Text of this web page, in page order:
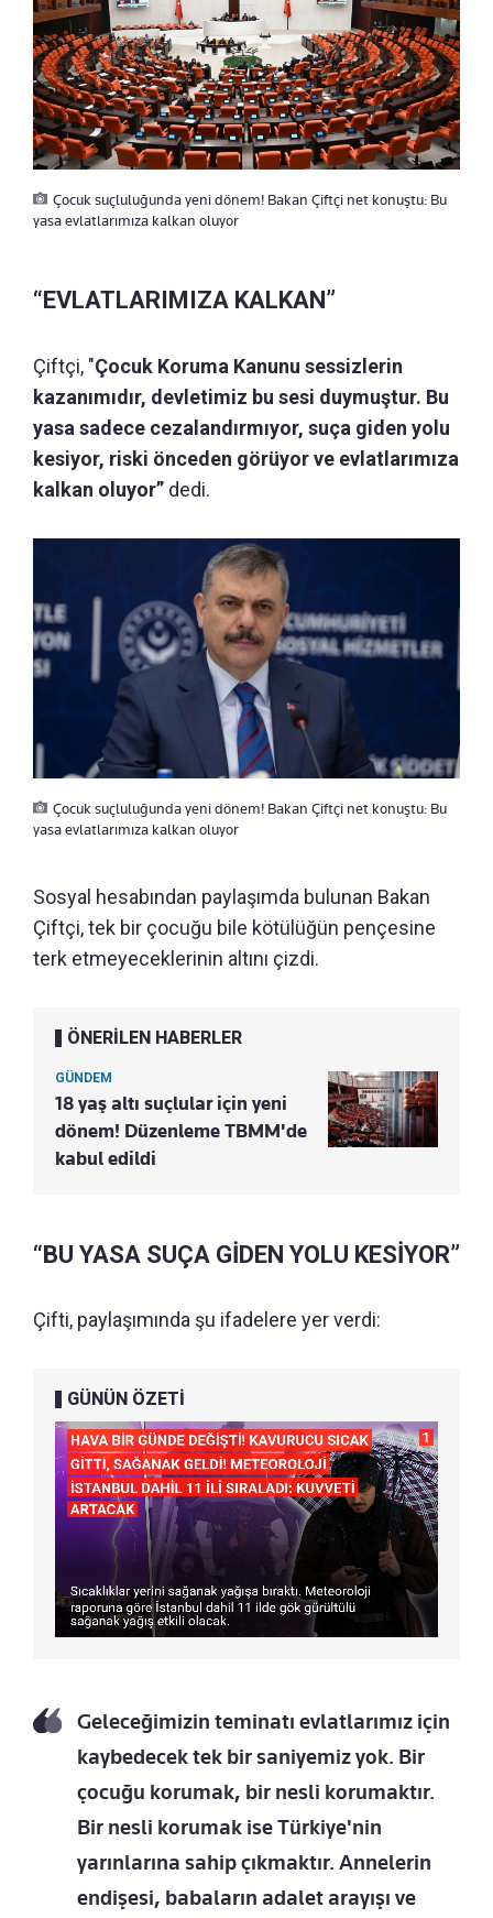
Çocuk suçluluğunda yeni dönem! Bakan Çiftçi net konuştu: Bu
yasa evlatlarımıza kalkan oluyor
“EVLATLARIMIZA KALKAN”
Çiftçi, "Çocuk Koruma Kanunu sessizlerin
kazanımıdır, devletimiz bu sesi duymuştur. Bu
yasa sadece cezalandırmıyor, suça giden yolu
kesiyor, riski önceden görüyor ve evlatlarımıza
kalkan oluyor” dedi.
Çocuk suçluluğunda yeni dönem! Bakan Çiftçi net konuştu: Bu
yasa evlatlarımıza kalkan oluyor
Sosyal hesabından paylaşımda bulunan Bakan
Çiftçi, tek bir çocuğu bile kötülüğün pençesine
terk etmeyeceklerinin altını çizdi.
ÖNERİLEN HABERLER
GÜNDEM
18 yaş altı suçlular için yeni
dönem! Düzenleme TBMM'de
kabul edildi
“BU YASA SUÇA GİDEN YOLU KESİYOR”
Çifti, paylaşımında şu ifadelere yer verdi:
GÜNÜN ÖZETİ
Geleceğimizin teminatı evlatlarımız için
kaybedecek tek bir saniyemiz yok. Bir
çocuğu korumak, bir nesli korumaktır.
Bir nesli korumak ise Türkiye'nin
yarınlarına sahip çıkmaktır. Annelerin
endişesi, babaların adalet arayışı ve